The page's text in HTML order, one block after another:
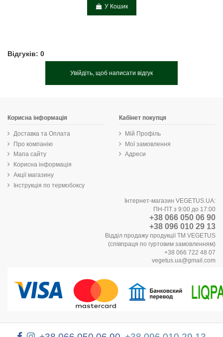
У Кошик
Відгуків: 0
Увійдіть, щоб написати відгук
Корисна інформація
Доставка та Оплата
Про компанію
Мапа сайту
Корисна інформація
Акції магазину
Інструкція по термобоксу
Кабінет покупця
Мій Профіль
Мої замовлення
Адреси
Інтернет-магазин VEGETUS.UA:
ПН-ПТ з 9:00 до 17:00
+38 066 050 06 90
+38 096 010 29 13
Відділ продажу продукції ТМ VEGETUS
(співпраця по гуртовим замовленням)
+38 066 722 48 07
vegetus.ua@gmail.com